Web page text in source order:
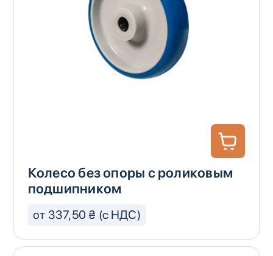
Колесо без опоры с роликовым
подшипником
от 337,50 ₴ (с НДС)